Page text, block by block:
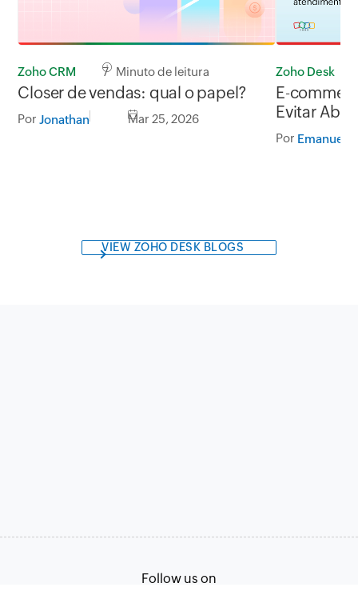
Zoho CRM 7 Minuto de leitura
Closer de vendas: qual o papel?
Por Jonathan Mar 25, 2026
Zoho Desk
E-
Evitar
com um
Por
VIEW ZOHO DESK BLOGS
Follow us on